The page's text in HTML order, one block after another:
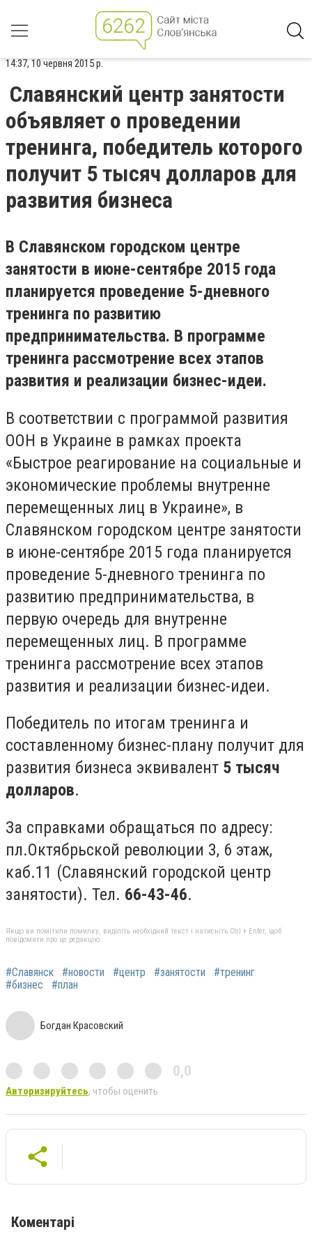
14:37, 10 червня 2015 р.
Славянский центр занятости
объявляет о проведении
тренинга, победитель которого
получит 5 тысяч долларов для
развития бизнеса
В Славянском городском центре
занятости в июне-сентябре 2015 года
планируется проведение 5-дневного
тренинга по развитию
предпринимательства. В программе
тренинга рассмотрение всех этапов
развития и реализации бизнес-идеи.
В соответствии с программой развития
ООН в Украине в рамках проекта
«Быстрое реагирование на социальные и
экономические проблемы внутренне
перемещенных лиц в Украине», в
Славянском городском центре занятости
в июне-сентябре 2015 года планируется
проведение 5-дневного тренинга по
развитию предпринимательства, в
первую очередь для внутренне
перемещенных лиц. В программе
тренинга рассмотрение всех этапов
развития и реализации бизнес-идеи.
Победитель по итогам тренинга и
составленному бизнес-плану получит для
развития бизнеса эквивалент 5 тысяч
долларов.
За справками обращаться по адресу:
пл.Октябрьской революции 3, 6 этаж,
каб.11 (Славянский городской центр
занятости). Тел. 66-43-46.
Якщо ви помітили помилку, виділіть необхідний текст і натисніть Ctrl + Enter, щоб
повідомити про це редакцію
#Славянск #новости #центр #занятости
#тренинг
#бизнес
#план
Богдан Красовский
0,0
Авторизируйтесь, чтобы оценить
Коментарі